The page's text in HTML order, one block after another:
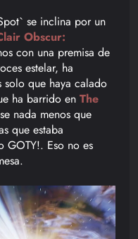
se inclina por un
Obscur:
con una premisa de
estelar, ha
que haya calado
ha barrido en The
nada menos que
que estaba
GOTY!. Eso no es